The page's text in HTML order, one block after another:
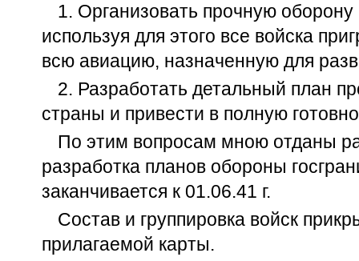
1. Организовать прочную
используя для этого все войска
всю авиацию, назначенную для
2. Разработать детальный план
страны и привести в полную
По этим вопросам мною отданы
разработка планов обороны
заканчивается к 01.06.41 г.
Состав и группировка войск
прилагаемой карты.